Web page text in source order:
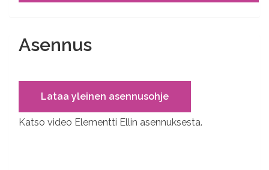
Asennus
Lataa yleinen asennusohje
Katso video Elementti Ellin asennuksesta.